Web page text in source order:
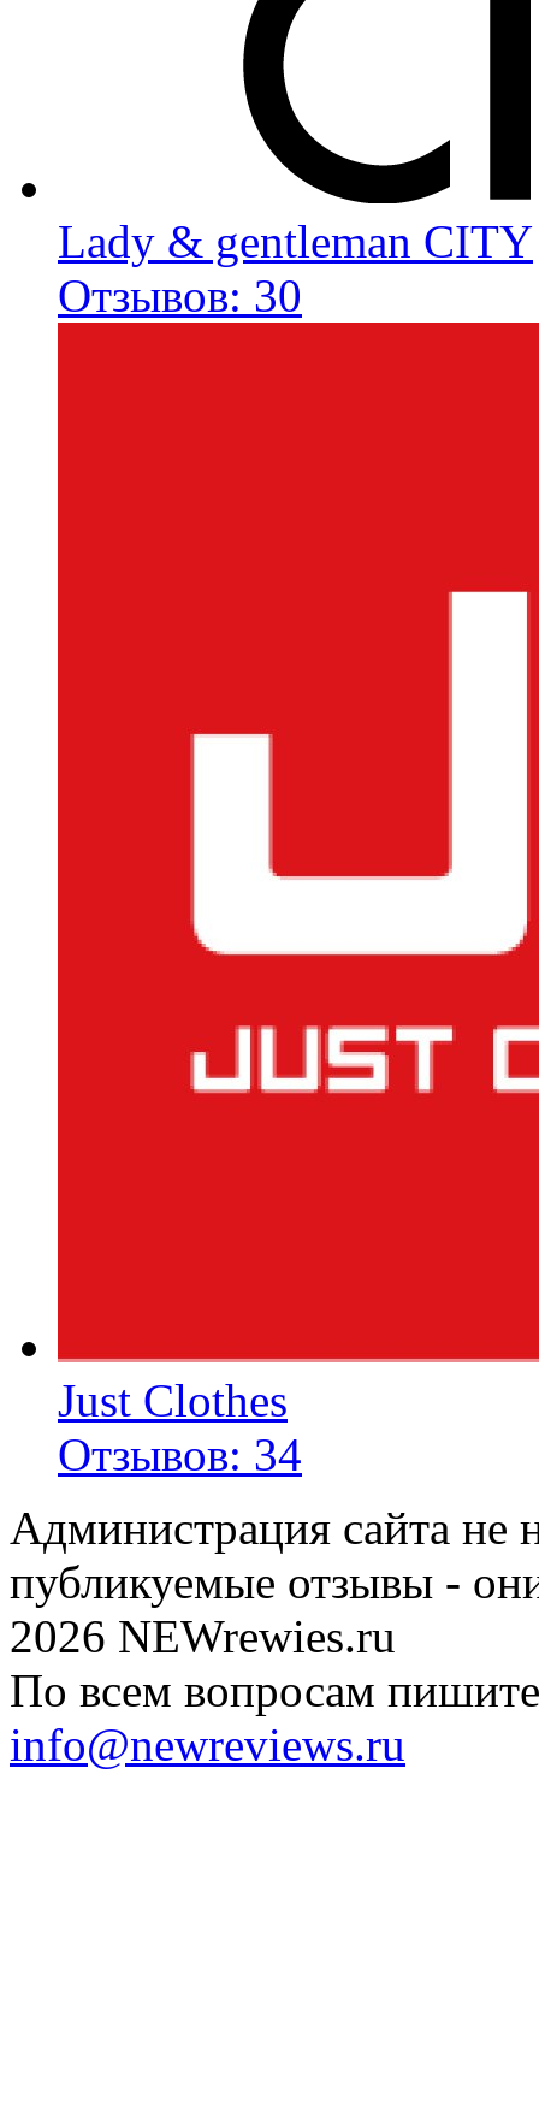
Lady & gentleman CITY
Отзывов: 30
Just Clothes
Отзывов: 34
Администрация сайта не
публикуемые отзывы -
2026 NEWrewies.ru
По всем вопросам
info@newreviews.ru